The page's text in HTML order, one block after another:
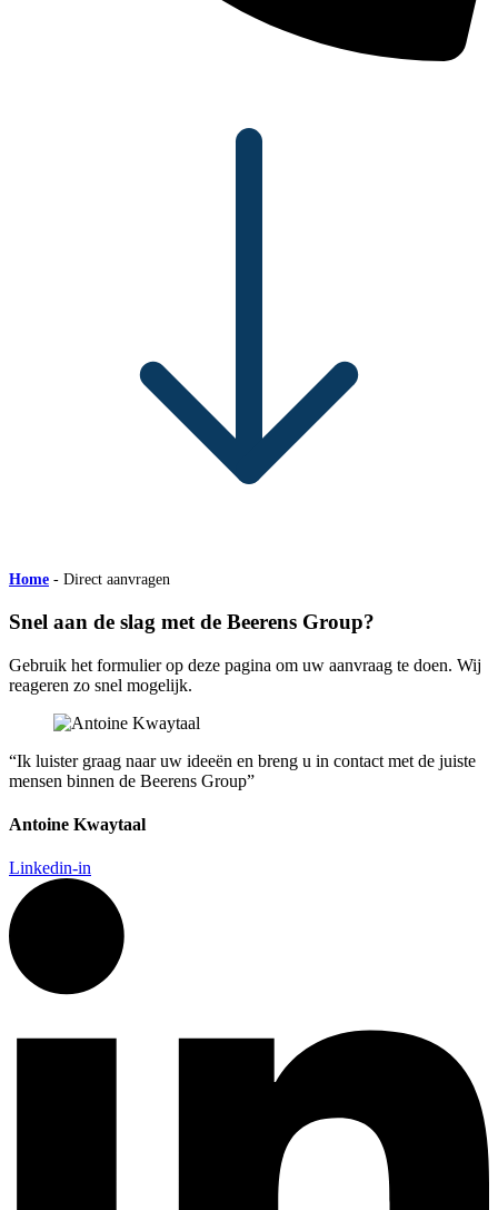
Home - Direct aanvragen
Snel aan de slag met de Beerens Group?
Gebruik het formulier op deze pagina om uw aanvraag te doen. Wij
reageren zo snel mogelijk.
“Ik luister graag naar uw ideeën en breng u in contact met de juiste
mensen binnen de Beerens Group”
Antoine Kwaytaal
Linkedin-in